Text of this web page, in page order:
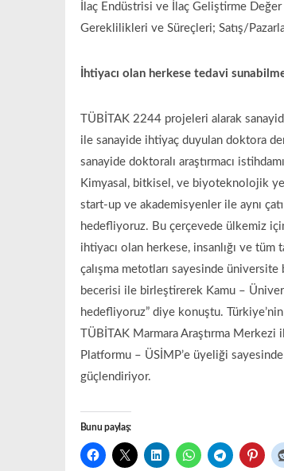
İlaç Endüstrisi ve İlaç Geliştirme
Gereklilikleri ve Süreçleri; Satış/
İhtiyacı olan herkese tedavi
TÜBİTAK 2244 projeleri alarak
ile sanayide ihtiyaç duyulan doktora
sanayide doktoralı araştırmacı
Kimyasal, bitkisel, ve biyoteknolojik
start-up ve akademisyenler ile aynı
hedefliyoruz. Bu çerçevede ülkemiz
ihtiyacı olan herkese, insanlığı ve
çalışma metotları sayesinde
becerisi ile birleştirerek Kamu –
hedefliyoruz” diye konuştu.
TÜBİTAK Marmara Araştırma
Platformu – ÜSİMP’e üyeliği
güçlendiriyor.
Bunu paylaş: